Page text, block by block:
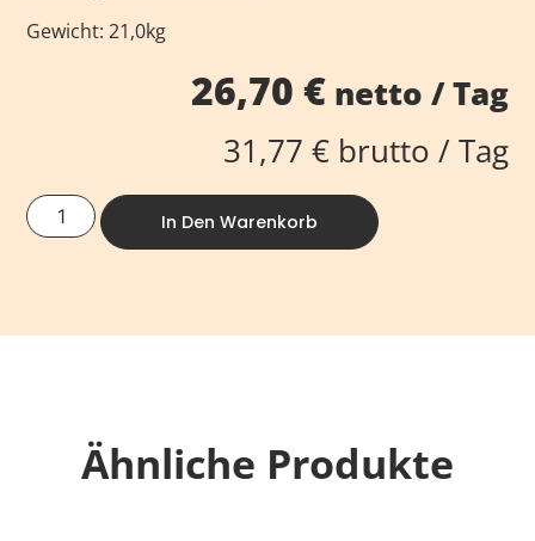
Gewicht: 21,0kg
26,70 €netto / Tag
31,77 €brutto / Tag
In Den Warenkorb
Ähnliche Produkte